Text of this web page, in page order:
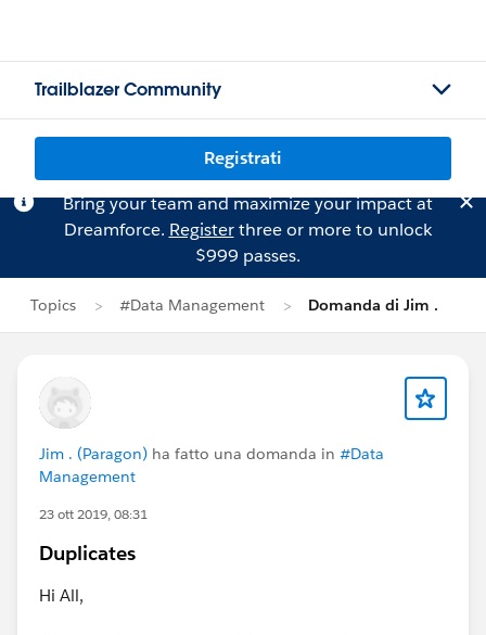
Trailblazer Community
Registrati
Bring your team and maximize your impact at
Dreamforce. Registerthree or more to unlock
$999 passes.
Topics #Data Management Domanda di Jim .
Jim . (Paragon) ha fatto una domanda in #Data
Management
23 ott 2019, 08:31
Duplicates
Hi All,